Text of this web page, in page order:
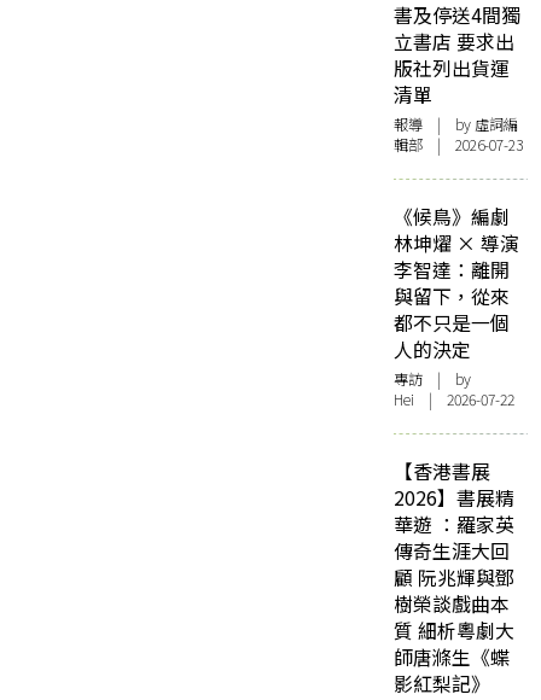
書及停送4間獨
立書店 要求出
版社列出貨運
清單
報導 | by 虛詞編
輯部 | 2026-07-23
《候鳥》編劇
林坤燿 × 導演
李智達：離開
與留下，從來
都不只是一個
人的決定
專訪 | by
Hei | 2026-07-22
【香港書展
2026】書展精
華遊 ：羅家英
傳奇生涯大回
顧 阮兆輝與鄧
樹榮談戲曲本
質 細析粵劇大
師唐滌生《蝶
影紅梨記》